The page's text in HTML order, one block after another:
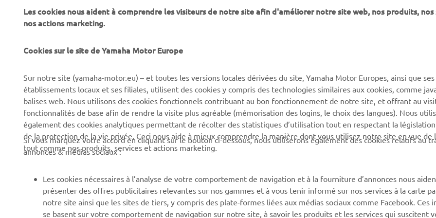
Découvrez Yamaha
Événements
Press
Devenir revendeur
Politique en matière de
droits humains
Systèmes pour VAE
Parcours de golf
Premiers secours
Robotics
Partenariats
Informations techniques
MyYamaha
Yamaha Music
Yamaha Racing
Yamaha Motor Global
Support de la boutique en
ligne
Catalogue pièces
détachées
Gestion des déchets de
batteries
Les cookies nous aident à comprendre les visiteurs de notre site afin d'améliorer notre site web, nos produits, nos
nos actions marketing.
Cookies sur le site de Yamaha Motor Europe
Sur notre site (yamaha-motor.eu) – et toutes les versions locales dérivées du site, Yamaha Motor Europes, ainsi que ses
établissements locaux et ses filiales, utilisent des cookies y compris des technologies similaires aux cookies, comme
balises web. Nous utilisons des cookies fonctionnels contribuant au bon fonctionnement de notre site, et offrant au
fonctionnalités de base afin de rendre la visite plus agréable (mémorisation des logins, le choix des langues). Nous
également des cookies analytiques permettant de récolter des statistiques d’utilisation tout en respectant la
de la protection de la vie privée. Ceci nous aide à mieux comprendre la manière dont vous utilisez notre site en vue de
tout comme nos produits, services et actions marketing.
Si vous marquez votre accord en cliquant sur le bouton ci-dessous, nous utiliserons également des cookies relatifs au
annonces & médias sociaux :
Les cookies nécessaires à l’analyse de votre comportement de navigation et à la fourniture d’annonces nous
présenter des offres publicitaires relevantes sur nos gammes et à vous tenir informé sur nos services à la carte
notre site ainsi que les sites de tiers, y compris des plate-formes liées aux médias sociaux comme Facebook. Ces
se basent sur votre comportement de navigation sur notre site, à savoir les produits et les services qui suscitent